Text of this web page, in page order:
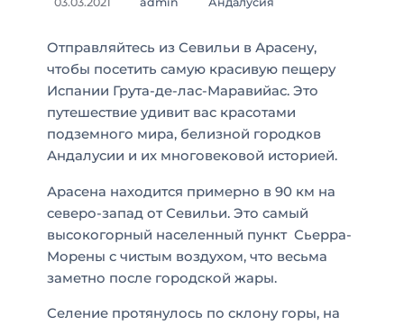
Отправляйтесь из Севильи в Арасену,
чтобы посетить самую красивую пещеру
Испании Грута-де-лас-Маравийас. Это
путешествие удивит вас красотами
подземного мира, белизной городков
Андалусии и их многовековой историей.
Арасена находится примерно в 90 км на
северо-запад от Севильи. Это самый
высокогорный населенный пункт Сьерра-
Морены с чистым воздухом, что весьма
заметно после городской жары.
Селение протянулось по склону горы, на